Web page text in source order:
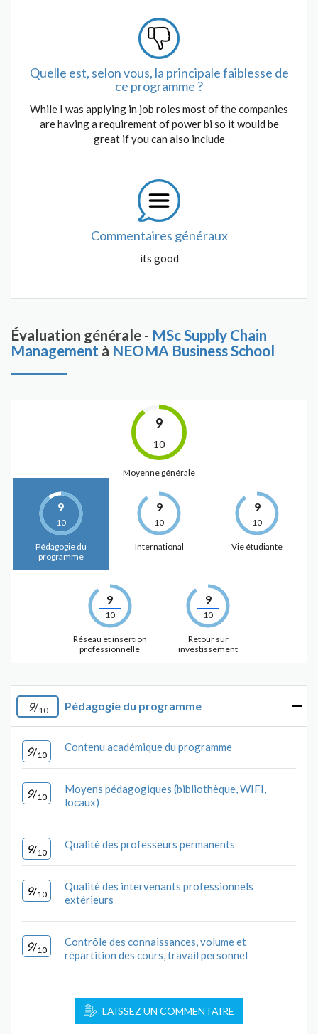
Quelle est, selon vous, la principale faiblesse de
ce programme ?
While I was applying in job roles most of the companies
are having a requirement of power bi so it would be
great if you can also include
Commentaires généraux
its good
Évaluation générale - MSc Supply Chain
Management à NEOMA Business School
9
10
Moyenne générale
9
10
Pédagogie du
programme
9
10
International
9
10
Vie étudiante
9
10
Réseau et insertion
professionnelle
9
10
Retour sur
investissement
9/10 Pédagogie du programme
9/10
Contenu académique du programme
9/10
Moyens pédagogiques (bibliothèque, WIFI,
locaux)
9/10
Qualité des professeurs permanents
9/10
Qualité des intervenants professionnels
extérieurs
9/10
Contrôle des connaissances, volume et
répartition des cours, travail personnel
LAISSEZ UN COMMENTAIRE